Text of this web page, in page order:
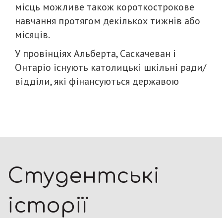
місць можливе також короткострокове
навчання протягом декількох тижнів або
місяців.
У провінціях Альберта, Саскачеван і
Онтаріо існують католицькі шкільні ради/
відділи, які фінансуються державою
Студентські
історії